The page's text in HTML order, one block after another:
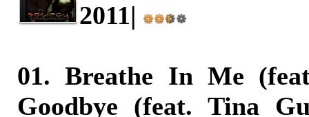
2011|
01. Breathe In Me
Goodbye (feat. Tina